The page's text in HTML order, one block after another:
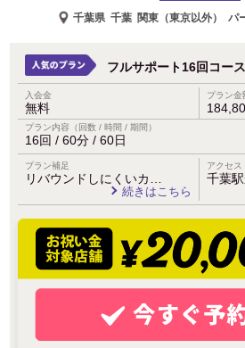
千葉県 千葉 関東（東京以外） パ
フルサポート16回コース
入会金
無料
プラン金
プラン内容（回数 / 時間 / 期間）
16回 / 60分 / 60日
プラン補足
リバウンドしにくいカ…
続きはこちら
アクセス
千葉